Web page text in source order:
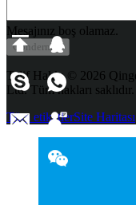
Mesajınız boş olamaz.
Göndermek
Telif Hakkı © 2026
Ltd. Tüm hakları saklıdır.
Tüm etiketlerSite Haritası